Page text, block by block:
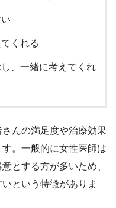
くれる
、一緒に考えてくれ
んの満足度や治療効果
。一般的に女性医師は
とする方が多いため、
という特徴がありま